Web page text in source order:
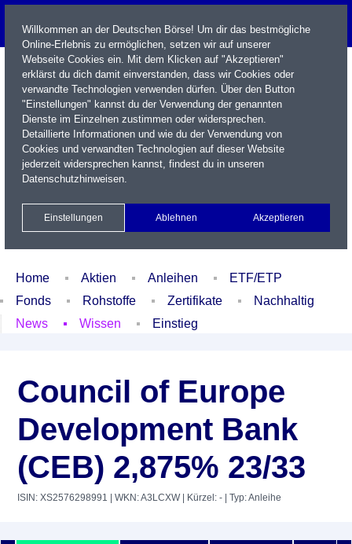
Name / WKN / ISIN / Kürzel
Xetra Realtime
Watchlist Portfolio Login
Home Aktien Anleihen
ETF/ETP
Fonds
Rohstoffe Zertifikate
Nachhaltig
News
Wissen Einstieg
Council of Europe
Development Bank
(CEB) 2,875% 23/33
ISIN: XS2576298991 | WKN: A3LCXW| Kürzel: - | Typ: Anleihe
Willkommen an der Deutschen Börse! Um dir das bestmögliche
Online-Erlebnis zu ermöglichen, setzen wir auf unserer
Webseite Cookies ein. Mit dem Klicken auf "Akzeptieren"
erklärst du dich damit einverstanden, dass wir Cookies oder
verwandte Technologien verwenden dürfen. Über den Button
"Einstellungen" kannst du der Verwendung der genannten
Dienste im Einzelnen zustimmen oder widersprechen.
Detaillierte Informationen und wie du der Verwendung von
Cookies und verwandten Technologien auf dieser Website
jederzeit widersprechen kannst, findest du in unseren
Datenschutzhinweisen.
Einstellungen Ablehnen Akzeptieren